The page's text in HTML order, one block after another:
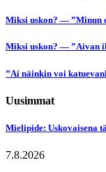
Miksi uskon? — ”Minun
Miksi uskon? — ”Aivan
”Ai näinkin voi
Uusimmat
Mielipide: Uskovaisena
7.8.2026